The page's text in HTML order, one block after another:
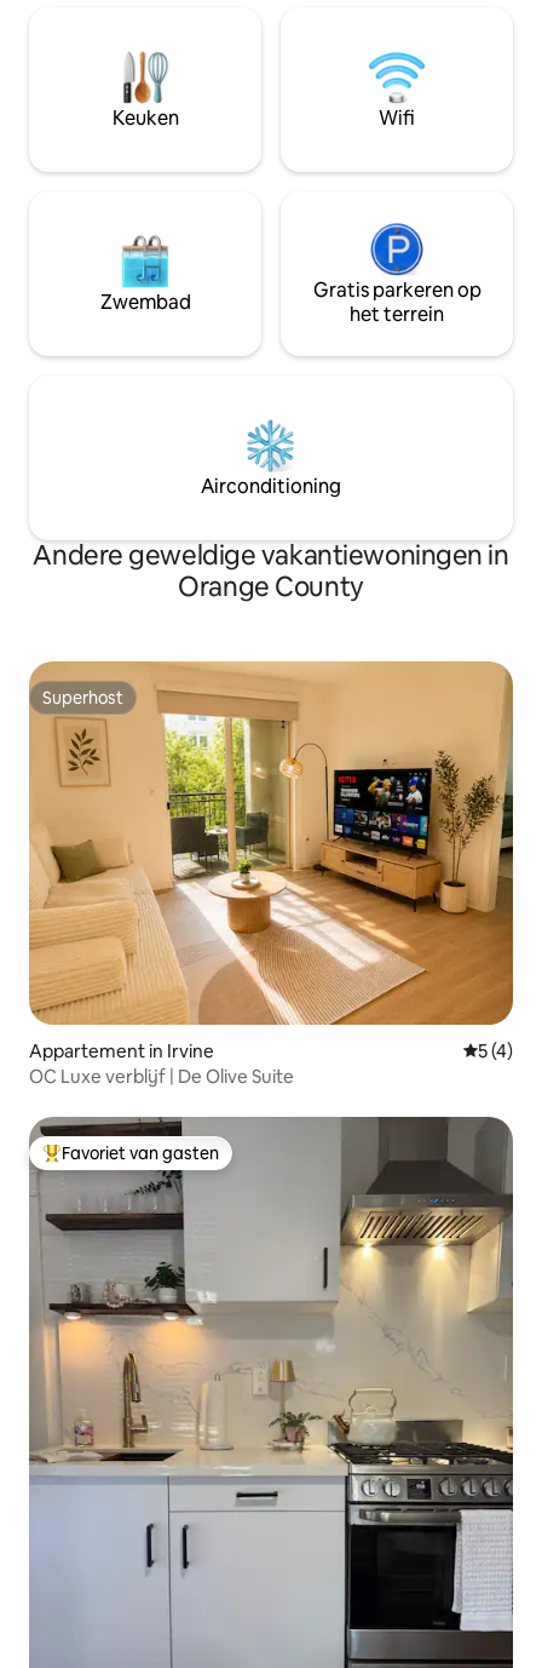
seizoensfruit en koudgeperst sap. Voor
extra's plaats je 72 uur van tevoren een
betaalde bestelling, afhankelijk van de
beschikbaarheid van Ollie. Link op
Angel's Stadium
Fairgrounds (8
Airport (9 mijl) +
mijl) + Huntington
Keuken Wifi
Zwembad
Gratis parkeren op
het terrein
Airconditioning
Andere geweldige vakantiewoningen in
Orange County
Superhost
Superhost
Appartement in Irvine
5 (4)
OC Luxe verblijf | De Olive Suite
Topfavoriet van gasten
Favoriet van gasten